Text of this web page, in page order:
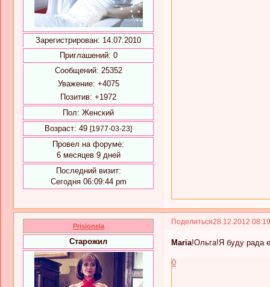
Зарегистрирован: 14.07.2010
Приглашений: 0
Сообщений: 25352
Уважение: +4075
Позитив: +1972
Пол: Женский
Возраст: 49 [1977-03-23]
Провел на форуме:
6 месяцев 9 дней
Последний визит:
Сегодня 06:09:44 pm
Поделиться28.12.2012
Prisionela
Старожил Maria!Ольга!Я буду рада
0